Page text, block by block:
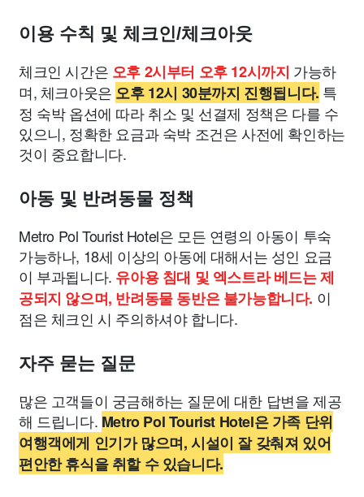
이용 수칙 및 체크인/체크아웃
체크인 시간은 오후 2시부터 오후 12시까지 가능하
며, 체크아웃은 오후 12시 30분까지 진행됩니다. 특
정 숙박 옵션에 따라 취소 및 선결제 정책은 다를 수
있으니, 정확한 요금과 숙박 조건은 사전에 확인하는
것이 중요합니다.
아동 및 반려동물 정책
Metro Pol Tourist Hotel은 모든 연령의 아동이 투숙
가능하나, 18세 이상의 아동에 대해서는 성인 요금
이 부과됩니다. 유아용 침대 및 엑스트라 베드는 제
공되지 않으며, 반려동물 동반은 불가능합니다. 이
점은 체크인 시 주의하셔야 합니다.
자주 묻는 질문
많은 고객들이 궁금해하는 질문에 대한 답변을 제공
해 드립니다. Metro Pol Tourist Hotel은 가족 단위
여행객에게 인기가 많으며, 시설이 잘 갖춰져 있어
편안한 휴식을 취할 수 있습니다.